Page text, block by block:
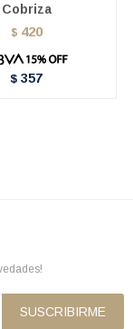
Cobriza
$ 420
$ 357
SUSCRIBIRME